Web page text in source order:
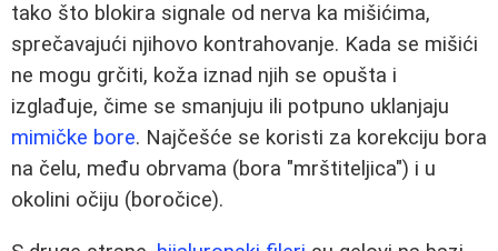
tako što blokira signale od nerva ka mišićima,
sprečavajući njihovo kontrahovanje. Kada se mišići
ne mogu grčiti, koža iznad njih se opušta i
izglađuje, čime se smanjuju ili potpuno uklanjaju
mimičke bore. Najčešće se koristi za korekciju bora
na čelu, među obrvama (bora "mrštiteljica") i u
okolini očiju (boročice).